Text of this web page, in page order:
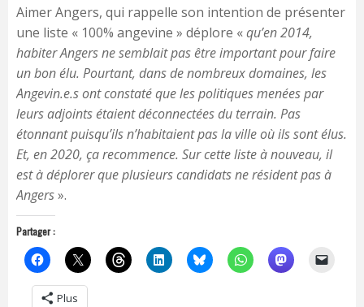
Aimer Angers, qui rappelle son intention de présenter
une liste « 100% angevine » déplore «qu’en 2014,
habiter Angers ne semblait pas être important pour faire
un bon élu. Pourtant, dans de nombreux domaines, les
Angevin.e.s ont constaté que les politiques menées par
leurs adjoints étaient déconnectées du terrain. Pas
étonnant puisqu’ils n’habitaient pas la ville où ils sont élus.
Et, en 2020, ça recommence. Sur cette liste à nouveau, il
est à déplorer que plusieurs candidats ne résident pas à
Angers».
Partager :
Plus